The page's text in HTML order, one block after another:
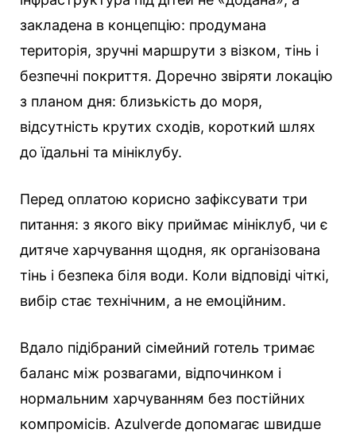
закладена в концепцію: продумана
територія, зручні маршрути з візком, тінь і
безпечні покриття. Доречно звіряти локацію
з планом дня: близькість до моря,
відсутність крутих сходів, короткий шлях
до їдальні та мініклубу.
Перед оплатою корисно зафіксувати три
питання: з якого віку приймає мініклуб, чи є
дитяче харчування щодня, як організована
тінь і безпека біля води. Коли відповіді чіткі,
вибір стає технічним, а не емоційним.
Вдало підібраний сімейний готель тримає
баланс між розвагами, відпочинком і
нормальним харчуванням без постійних
компромісів. Azulverde допомагає швидше